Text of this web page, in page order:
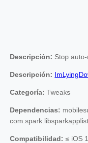
Descripción: Stop
Descripción:
Categoría: Tweaks
Dependencias:
com.spark.libsparkapplist
Compatibilidad: ≤ iOS